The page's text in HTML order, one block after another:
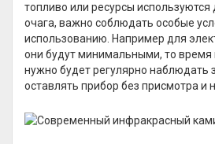
топливо или ресурсы используются
очага, важно соблюдать особые
использованию. Например для
они будут минимальными, то время
нужно будет регулярно наблюдать
оставлять прибор без присмотра и